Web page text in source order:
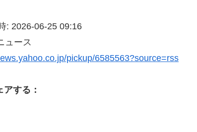
: 2026-06-25 09:16
ュース
pickup/6585563?source=rss
する：